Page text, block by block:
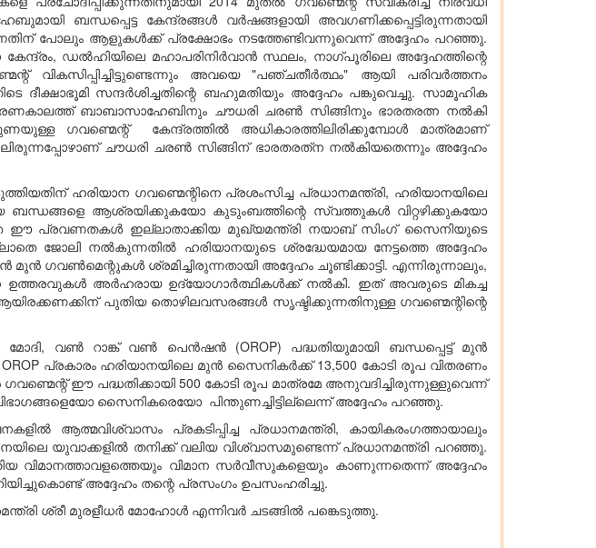
ബന്ധപ്പെട്ട കേന്ദ്രങ്ങൾ വർഷങ്ങളായി അവഗണിക്കപ്പെട്ടിരുന്നതായി
പോലും ആളുകൾക്ക് പ്രക്ഷോഭം നടത്തേണ്ടിവന്നുവെന്ന് അദ്ദേഹം പറഞ്ഞു.
ഡൽഹിയിലെ മഹാപരിനിർവാൻ സ്ഥലം, നാഗ്പൂരിലെ അദ്ദേഹത്തിന്റെ
അവയെ "പഞ്ചതീർത്ഥം" ആയി പരിവർത്തനം
ദീക്ഷാഭൂമി സന്ദർശിച്ചതിന്റെ ബഹുമതിയും അദ്ദേഹം പങ്കുവെച്ചു. സാമൂഹിക
ബാബാസാഹേബിനും ചൗധരി ചരൺ സിങ്ങിനും ഭാരതരത്ന നൽകി
ഗവണ്മെന്റ് കേന്ദ്രത്തിൽ അധികാരത്തിലിരിക്കുമ്പോൾ മാത്രമാണ്
ചൗധരി ചരൺ സിങ്ങിന് ഭാരതരത്‌ന നൽകിയതെന്നും അദ്ദേഹം
ഹരിയാന ഗവണ്മെന്റിനെ പ്രശംസിച്ച പ്രധാനമന്ത്രി, ഹരിയാനയിലെ
ആശ്രയിക്കുകയോ കുടുംബത്തിന്റെ സ്വത്തുകൾ വിറ്റഴിക്കുകയോ
ഈ പ്രവണതകൾ ഇല്ലാതാക്കിയ മുഖ്യമന്ത്രി നയാബ് സിംഗ് സൈനിയുടെ
ജോലി നൽകുന്നതിൽ ഹരിയാനയുടെ ശ്രദ്ധേയമായ നേട്ടത്തെ അദ്ദേഹം
ഗവൺമെന്റുകൾ ശ്രമിച്ചിരുന്നതായി അദ്ദേഹം ചൂണ്ടിക്കാട്ടി. എന്നിരുന്നാലും,
ഉത്തരവുകൾ അർഹരായ ഉദ്യോഗാർത്ഥികൾക്ക് നൽകി. ഇത് അവരുടെ മികച്ച
പുതിയ തൊഴിലവസരങ്ങൾ സൃഷ്ടിക്കുന്നതിനുള്ള ഗവണ്മെന്റിന്റെ
വൺ റാങ്ക് വൺ പെൻഷൻ (OROP) പദ്ധതിയുമായി ബന്ധപ്പെട്ട് മുൻ
പ്രകാരം ഹരിയാനയിലെ മുൻ സൈനികർക്ക് 13,500 കോടി രൂപ വിതരണം
ഗവണ്മെന്റ് ഈ പദ്ധതിക്കായി 500 കോടി രൂപ മാത്രമേ അനുവദിച്ചിരുന്നുള്ളുവെന്ന്
വിഭാഗങ്ങളെയോ സൈനികരെയോ പിന്തുണച്ചിട്ടില്ലെന്ന് അദ്ദേഹം പറഞ്ഞു.
ആത്മവിശ്വാസം പ്രകടിപ്പിച്ച പ്രധാനമന്ത്രി, കായികരംഗത്തായാലും
യുവാക്കളിൽ തനിക്ക് വലിയ വിശ്വാസമുണ്ടെന്ന് പ്രധാനമന്ത്രി പറഞ്ഞു.
വിമാനത്താവളത്തെയും വിമാന സർവീസുകളെയും കാണുന്നതെന്ന് അദ്ദേഹം
അദ്ദേഹം തന്റെ പ്രസംഗം ഉപസംഹരിച്ചു.
ശ്രീ മുരളീധർ മോഹോൾ എന്നിവർ ചടങ്ങിൽ പങ്കെടുത്തു.